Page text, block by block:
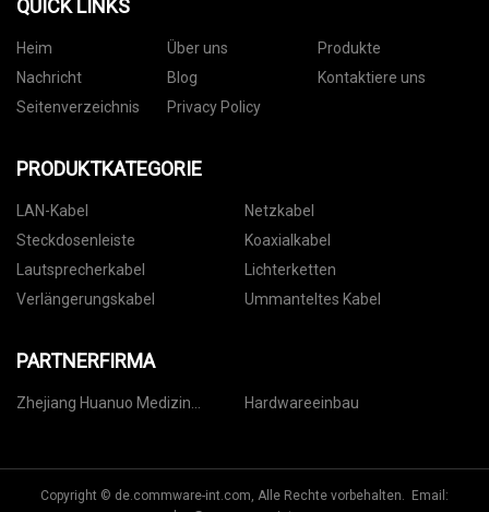
QUICK LINKS
Heim Über uns
Produkte
Nachricht
Blog
Kontaktiere uns
Seitenverzeichnis
Privacy Policy
PRODUKTKATEGORIE
LAN-Kabel
Netzkabel
Steckdosenleiste
Koaxialkabel
Lautsprecherkabel
Lichterketten
Verlängerungskabel
Ummanteltes Kabel
PARTNERFIRMA
Zhejiang Huanuo Medizin
Hardwareeinbau
Copyright © de.commware-int.com, Alle Rechte vorbehalten. Email: